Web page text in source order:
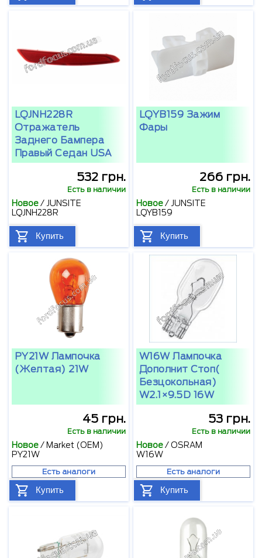
LQJNH228R
Отражатель
Заднего Бампера
Правый Седан USA
532 грн.
Есть в наличии
Новое/ JUNSITE
LQJNH228R
Купить
LQYB159 Зажим
Фары
266 грн.
Есть в наличии
Новое/ JUNSITE
LQYB159
Купить
PY21W Лампочка
(желтая) 21W
45 грн.
Есть в наличии
Новое/ Market (OEM)
PY21W
Есть аналоги
Купить
W16W Лампочка
Дополнит Стоп(
Безцокольная)
W2.1×9.5D 16W
53 грн.
Есть в наличии
Новое/OSRAM
W16W
Есть аналоги
Купить